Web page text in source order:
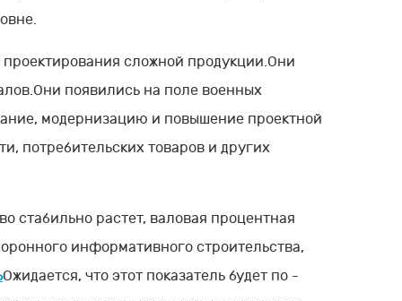
сложной продукции.Они
появились на поле военных
модернизацию и повышение проектной
потребительских товаров и других
стабильно растет, валовая процентная
информативного строительства,
Ожидается, что этот показатель будет по -